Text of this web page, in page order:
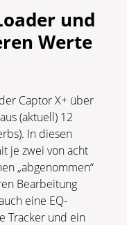
und
Werte
Captor X+ über
(aktuell) 12
In diesen
je zwei von acht
„abgenommen“
Bearbeitung
eine EQ-
Tracker und ein